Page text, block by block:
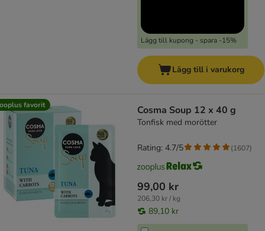
Lägg till kupong - spara -15%
Lägg till i varukorg
favorit Cosma Soup 12 x 40 g
Tonfisk med morötter
99,00 kr
206,30 kr / kg
89,10 kr
Rating: 4.7/5 (1607)